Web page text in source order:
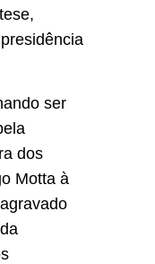
tese,
ser
dos
Motta à
da